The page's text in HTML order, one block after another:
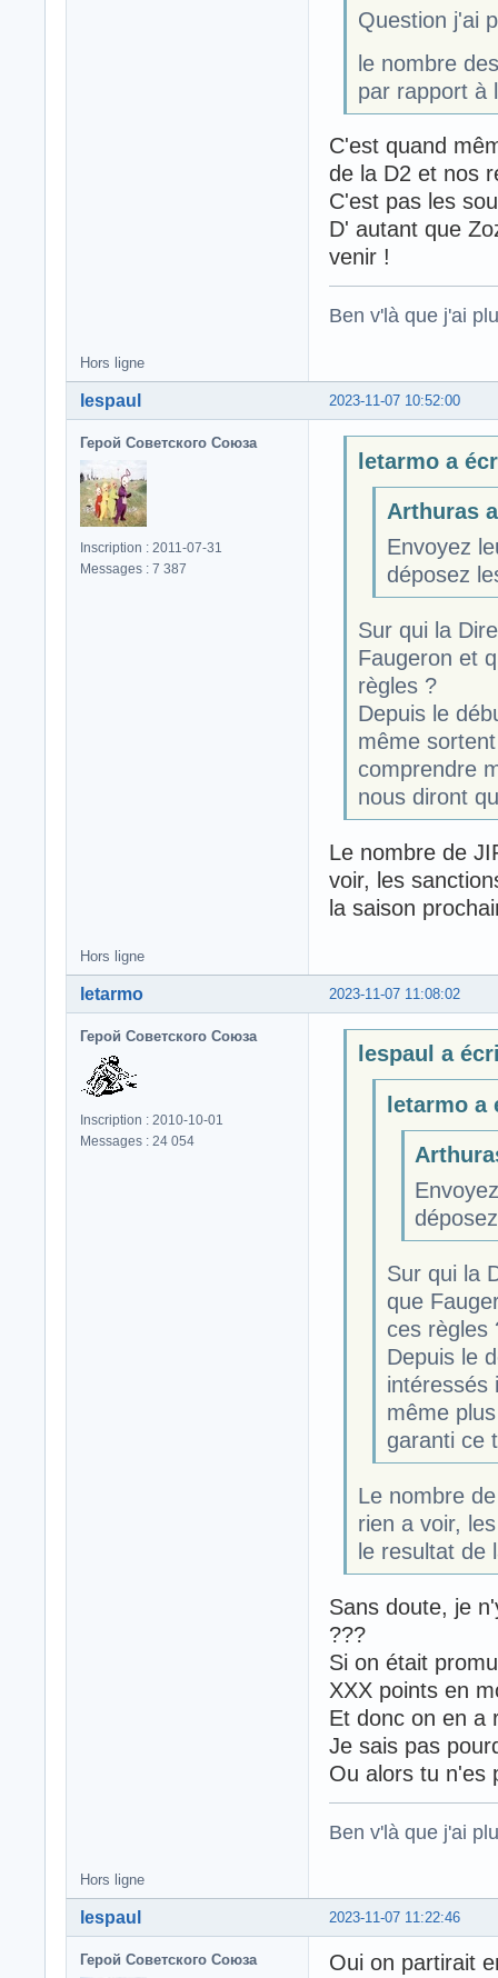
Question j'ai
le nombre
par rapport à
C'est quand
de la D2 et nos
C'est pas les
D' autant que
venir !
Ben v'là que j'ai
Hors ligne
2023-11-07 10:52:00
lespaul
Герой Советского Союза
Inscription : 2011-07-31
Messages : 7 387
letarmo a
Arthuras
Envoyez
déposez
Sur qui la
Faugeron et
règles ?
Depuis le
même
comprendre
nous diront
Le nombre de
voir, les
la saison
Hors ligne
2023-11-07 11:08:02
letarmo
Герой Советского Союза
Inscription : 2010-10-01
Messages : 24 054
lespaul a
letarmo a
Sur qui la
que
ces règles
Depuis le
intéressés
même
garanti ce
Le nombre
rien a voir,
le resultat de
Sans doute, je
???
Si on était
XXX points en
Et donc on en a
Je sais pas
Ou alors tu n'es
Ben v'là que j'ai
Hors ligne
2023-11-07 11:22:46
lespaul
Герой Советского Союза
Oui on partirait